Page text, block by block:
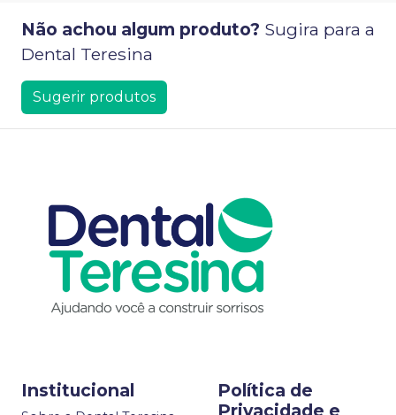
Não achou algum produto? Sugira para a
Dental Teresina
Sugerir produtos
Institucional
Política de
Privacidade e